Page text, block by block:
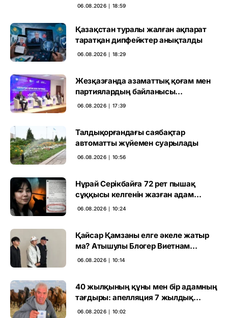
маңызын бағалады
06.08.2026 ∣ 18:59
Қазақстан туралы жалған ақпарат
таратқан дипфейктер анықталды
06.08.2026 ∣ 18:29
Жезқазғанда азаматтық қоғам мен
партиялардың байланысы
талқыланды
06.08.2026 ∣ 17:39
Талдықорғандағы саябақтар
автоматты жүйемен суарылады
06.08.2026 ∣ 10:56
Нұрай Серікбайға 72 рет пышақ
сұққысы келгенін жазған адам
ұсталды
06.08.2026 ∣ 10:24
Қайсар Қамзаны елге әкеле жатыр
ма? Атышулы Блогер Виетнам
әуежайында көзге түсті
06.08.2026 ∣ 10:14
40 жылқының құны мен бір адамның
тағдыры: апелляция 7 жылдық
үкімді бұзды
06.08.2026 ∣ 10:02